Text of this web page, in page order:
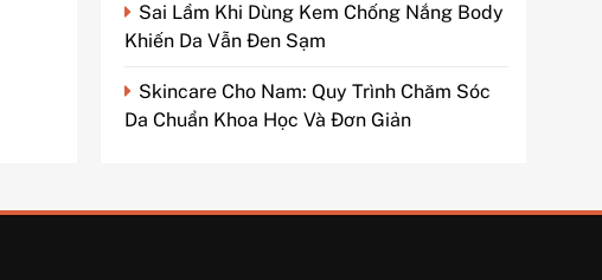
Sai Lầm Khi Dùng Kem Chống Nắng Body
Khiến Da Vẫn Đen Sạm
Skincare Cho Nam: Quy Trình Chăm Sóc
Da Chuẩn Khoa Học Và Đơn Giản